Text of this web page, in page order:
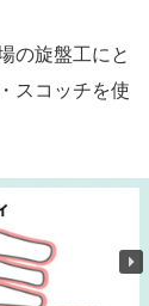
の旋盤工にと
スコッチを使